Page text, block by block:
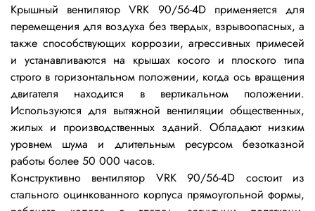
Крышный вентилятор VRK 90/56-4D применяется для
перемещения для воздуха без твердых, взрывоопасных, а
также способствующих коррозии, агрессивных примесей
и устанавливаются на крышах косого и плоского типа
строго в горизонтальном положении, когда ось вращения
двигателя находится в вертикальном положении.
Используются для вытяжной вентиляции общественных,
жилых и производственных зданий. Обладают низким
уровнем шума и длительным ресурсом безотказной
работы более 50 000 часов.
Конструктивно вентилятор VRK90/56-4D состоит из
стального оцинкованного корпуса прямоугольной формы,